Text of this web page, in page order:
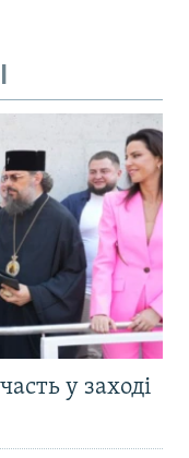
у заході